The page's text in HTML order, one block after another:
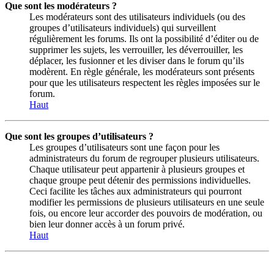
Que sont les modérateurs ?
Les modérateurs sont des utilisateurs individuels (ou des
groupes d’utilisateurs individuels) qui surveillent
régulièrement les forums. Ils ont la possibilité d’éditer ou de
supprimer les sujets, les verrouiller, les déverrouiller, les
déplacer, les fusionner et les diviser dans le forum qu’ils
modèrent. En règle générale, les modérateurs sont présents
pour que les utilisateurs respectent les règles imposées sur le
forum.
Haut
Que sont les groupes d’utilisateurs ?
Les groupes d’utilisateurs sont une façon pour les
administrateurs du forum de regrouper plusieurs utilisateurs.
Chaque utilisateur peut appartenir à plusieurs groupes et
chaque groupe peut détenir des permissions individuelles.
Ceci facilite les tâches aux administrateurs qui pourront
modifier les permissions de plusieurs utilisateurs en une seule
fois, ou encore leur accorder des pouvoirs de modération, ou
bien leur donner accès à un forum privé.
Haut